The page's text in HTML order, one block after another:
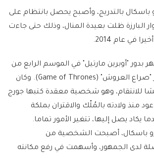
بالتدريج، وأصبح يحصل بانتظام على
البارزة ظلت بعيدة المنال، وذلك حتى جاءت
في عام 2014.
"أوبرين مارتيل" في الموسم الرابع من
المسلسل الشهير "صراع العروش" (Game of Thrones). وكان
للانتقام، وهو شخصية معقدة كتبها جورج
منذ ولادته بالمُلّك والاقتران بملكة
يكاد يصل إليها، تتغير الأمور تماما.
باسكال، أصبحت الشخصية من
لدى الجمهور، وأسهمت في رفع مكانته